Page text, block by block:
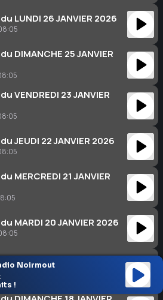
LUNDI 26 JANVIER 2026
DIMANCHE 25 JANVIER
VENDREDI 23 JANVIER
JEUDI 22 JANVIER 2026
MERCREDI 21 JANVIER
MARDI 20 JANVIER 2026
LUNDI 19 JANVIER 2026
Noirmout
!